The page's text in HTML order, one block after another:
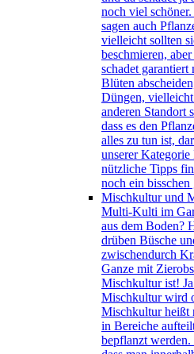
noch viel
sagen auch
vielleicht sollten
beschmieren,
schadet
Blüten
Düngen,
anderen Standort
dass es den
alles zu tun ist,
unserer
nützliche Tipps
noch ein
Mischkultur und
Multi-Kulti im
aus dem Boden?
drüben Büsche
zwischendurch
Ganze mit
Mischkultur ist!
Mischkultur wird
Mischkultur heißt
in Bereiche
bepflanzt